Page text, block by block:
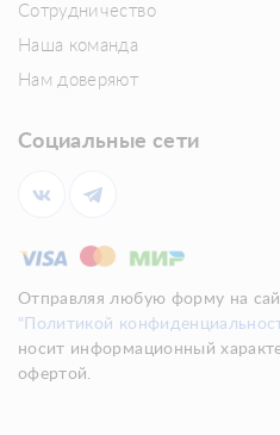
Сотрудничество
Наша команда
Нам доверяют
Социальные сети
Отправляя любую форму на
"Политикой
носит информационный
офертой.